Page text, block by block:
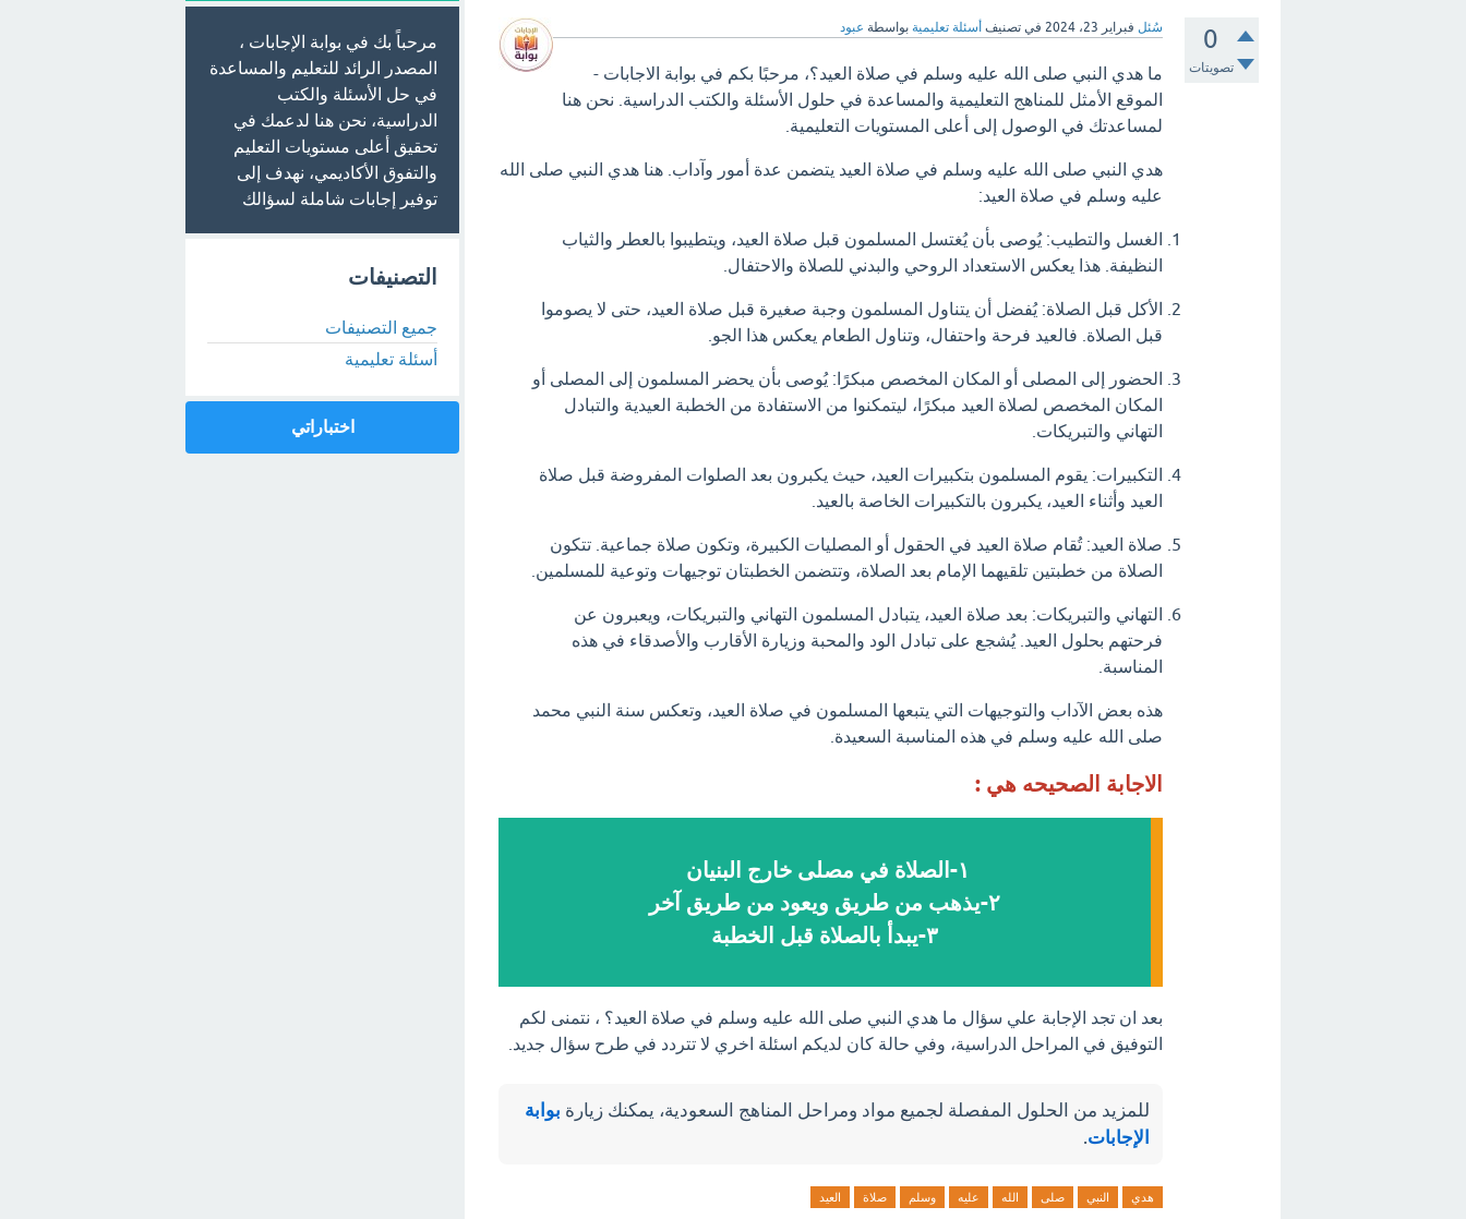
0
تصويتات
سُئل فبراير 23، 2024 في تصنيف أسئلة تعليمية بواسطة عبود
ما هدي النبي صلى الله عليه وسلم في صلاة العيد؟، مرحبًا بكم في بوابة الاجابات -
الموقع الأمثل للمناهج التعليمية والمساعدة في حلول الأسئلة والكتب الدراسية. نحن هنا
لمساعدتك في الوصول إلى أعلى المستويات التعليمية.
هدي النبي صلى الله عليه وسلم في صلاة العيد يتضمن عدة أمور وآداب. هنا هدي النبي صلى الله
عليه وسلم في صلاة العيد:
الغسل والتطيب: يُوصى بأن يُغتسل المسلمون قبل صلاة العيد، ويتطيبوا بالعطر والثياب
النظيفة. هذا يعكس الاستعداد الروحي والبدني للصلاة والاحتفال.
الأكل قبل الصلاة: يُفضل أن يتناول المسلمون وجبة صغيرة قبل صلاة العيد، حتى لا يصوموا
قبل الصلاة. فالعيد فرحة واحتفال، وتناول الطعام يعكس هذا الجو.
الحضور إلى المصلى أو المكان المخصص مبكرًا: يُوصى بأن يحضر المسلمون إلى المصلى أو
المكان المخصص لصلاة العيد مبكرًا، ليتمكنوا من الاستفادة من الخطبة العيدية والتبادل
التهاني والتبريكات.
التكبيرات: يقوم المسلمون بتكبيرات العيد، حيث يكبرون بعد الصلوات المفروضة قبل صلاة
العيد وأثناء العيد، يكبرون بالتكبيرات الخاصة بالعيد.
صلاة العيد: تُقام صلاة العيد في الحقول أو المصليات الكبيرة، وتكون صلاة جماعية. تتكون
الصلاة من خطبتين تلقيهما الإمام بعد الصلاة، وتتضمن الخطبتان توجيهات وتوعية للمسلمين.
التهاني والتبريكات: بعد صلاة العيد، يتبادل المسلمون التهاني والتبريكات، ويعبرون عن
فرحتهم بحلول العيد. يُشجع على تبادل الود والمحبة وزيارة الأقارب والأصدقاء في هذه
المناسبة.
هذه بعض الآداب والتوجيهات التي يتبعها المسلمون في صلاة العيد، وتعكس سنة النبي محمد
صلى الله عليه وسلم في هذه المناسبة السعيدة.
الاجابة الصحيحه هي :
١-الصلاة في مصلى خارج البنيان
٢-يذهب من طريق ويعود من طريق آخر
٣-يبدأ بالصلاة قبل الخطبة
بعد ان تجد الإجابة علي سؤال ما هدي النبي صلى الله عليه وسلم في صلاة العيد؟ ، نتمنى لكم
التوفيق في المراحل الدراسية، وفي حالة كان لديكم اسئلة اخري لا تتردد في طرح سؤال جديد.
للمزيد من الحلول المفصلة لجميع مواد ومراحل المناهج السعودية، يمكنك زيارة بوابة
الإجابات.
هدي النبي صلى الله عليه وسلم صلاة العيد
مرحباً بك في بوابة الإجابات ،
المصدر الرائد للتعليم والمساعدة
في حل الأسئلة والكتب
الدراسية، نحن هنا لدعمك في
تحقيق أعلى مستويات التعليم
والتفوق الأكاديمي، نهدف إلى
توفير إجابات شاملة لسؤالك
التصنيفات
جميع التصنيفات
أسئلة تعليمية
اختباراتي